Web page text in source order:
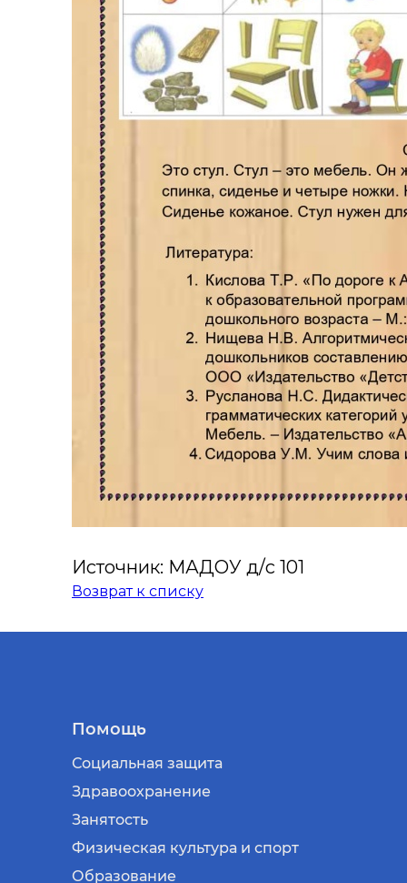
Источник: МАДОУ д/с 101
Возврат к списку
Помощь
Социальная защита
Здравоохранение
Занятость
Физическая культура и спорт
Образование